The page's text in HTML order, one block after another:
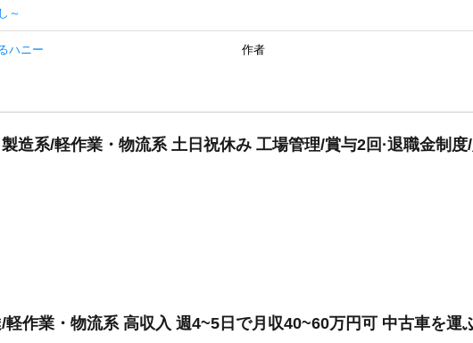
～
ハニー 作者
造系/軽作業・物流系 土日祝休み 工場管理/賞与2回·退職金制度
/軽作業・物流系 高収入 週4~5日で月収40~60万円可 中古車を運